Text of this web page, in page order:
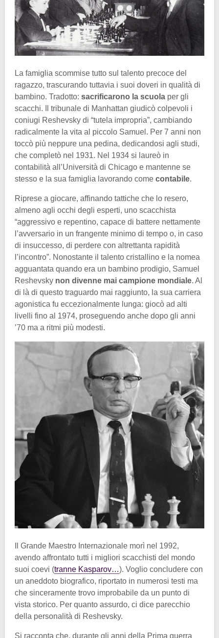
La famiglia scommise tutto sul talento precoce del
ragazzo, trascurando tuttavia i suoi doveri in qualità di
bambino. Tradotto: sacrificarono la scuola per gli
scacchi. Il tribunale di Manhattan giudicò colpevoli i
coniugi Reshevsky di “tutela impropria”, cambiando
radicalmente la vita al piccolo Samuel. Per 7 anni non
toccò più neppure una pedina, dedicandosi agli studi,
che completò nel 1931. Nel 1934 si laureò in
contabilità all’Università di Chicago e mantenne se
stesso e la sua famiglia lavorando come contabile.
Riprese a giocare, affinando tattiche che lo resero,
almeno agli occhi degli esperti, uno scacchista
“aggressivo e repentino, capace di battere nettamente
l’avversario in un frangente minimo di tempo o, in caso
di insuccesso, di perdere con altrettanta rapidità
l’incontro”. Nonostante il talento cristallino e la nomea
agguantata quando era un bambino prodigio, Samuel
Reshevsky non divenne mai campione mondiale. Al
di là di questo traguardo mai raggiunto, la sua carriera
agonistica fu eccezionalmente lunga: giocò ad alti
livelli fino al 1974, proseguendo anche dopo gli anni
’70 ma a ritmi più modesti.
Il Grande Maestro Internazionale morì nel 1992,
avendo affrontato tutti i migliori scacchisti del mondo
suoi coevi (tranne Kasparov…). Voglio concludere con
un aneddoto biografico, riportato in numerosi testi ma
che sinceramente trovo improbabile da un punto di
vista storico. Per quanto assurdo, ci dice parecchio
della personalità di Reshevsky.
Si racconta che, durante gli anni della Prima guerra